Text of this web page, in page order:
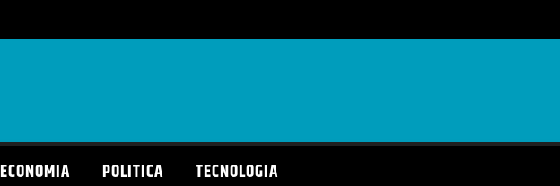
ECONOMIA POLITICA TECNOLOGIA